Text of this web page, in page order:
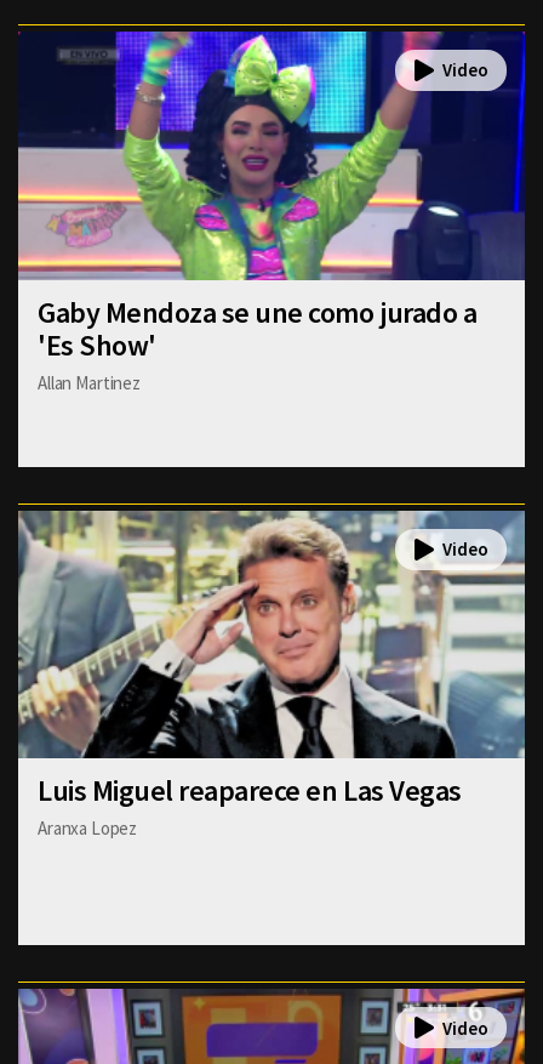
Gaby Mendoza se une como jurado a
'Es Show'
Allan Martinez
Luis Miguel reaparece en Las Vegas
Aranxa Lopez